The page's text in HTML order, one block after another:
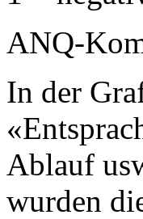
ANQ-
In der
Ablauf
wurden